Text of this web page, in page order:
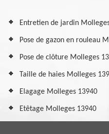
Entretien de jardin
Pose de gazon en rouleau
Pose de clôture Molleges
Taille de haies Molleges
Elagage Molleges 13940
Etêtage Molleges 13940